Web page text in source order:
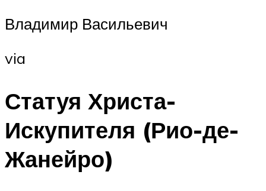
Владимир Васильевич
via
Статуя Христа-
Искупителя (Рио-де-
Жанейро)